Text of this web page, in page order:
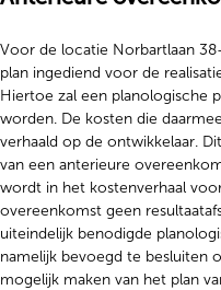
Voor de locatie Norbartlaan
plan ingediend voor de
Hiertoe zal een planologische
worden. De kosten die
verhaald op de ontwikkelaar.
van een anterieure
wordt in het kostenverhaal
overeenkomst geen
uiteindelijk benodigde
namelijk bevoegd te besluiten
mogelijk maken van het plan